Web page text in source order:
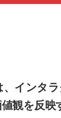
インタ
観を反